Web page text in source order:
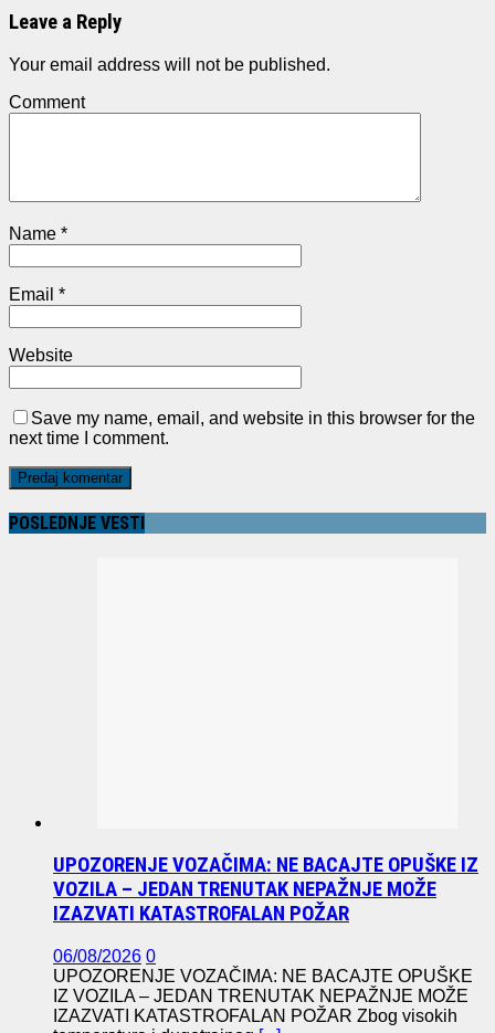
Leave a Reply
Your email address will not be published.
Comment
Name *
Email *
Website
Save my name, email, and website in this browser for the
next time I comment.
POSLEDNJE VESTI
UPOZORENJE VOZAČIMA: NE BACAJTE OPUŠKE IZ
VOZILA – JEDAN TRENUTAK NEPAŽNJE MOŽE
IZAZVATI KATASTROFALAN POŽAR
06/08/2026 0
UPOZORENJE VOZAČIMA: NE BACAJTE OPUŠKE
IZ VOZILA – JEDAN TRENUTAK NEPAŽNJE MOŽE
IZAZVATI KATASTROFALAN POŽAR Zbog visokih